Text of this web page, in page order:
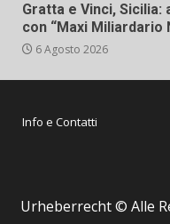
Gratta e Vinci, Sicilia:
con “Maxi Miliardario
6 Agosto 2026
Info e Contatti
Urheberrecht © Alle